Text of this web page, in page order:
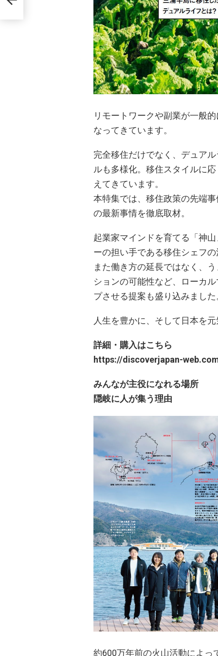
リモートワークや副業が一般
なってきています。
完全移住だけでなく、デュア
ルも多様化。移住スタイルに
えてきています。
本特集では、移住政策の先端
の最新事情を徹底取材。
起業家マインドを育てる「神
ーの担い手である移住シェフ
また働き方の延長ではなく、
ションの可能性など、ローカ
プさせる提案も盛り込みました
人生を豊かに、そして日本を
詳細・購入はこちら
​https://discoverjapan-
みんなが主役になれる場所
隠岐に人が集う理由
約600万年前の火山活動によっ
オ